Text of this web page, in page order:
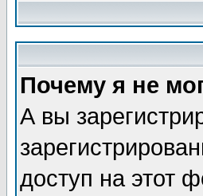
Почему я не
А вы
доступ на этот